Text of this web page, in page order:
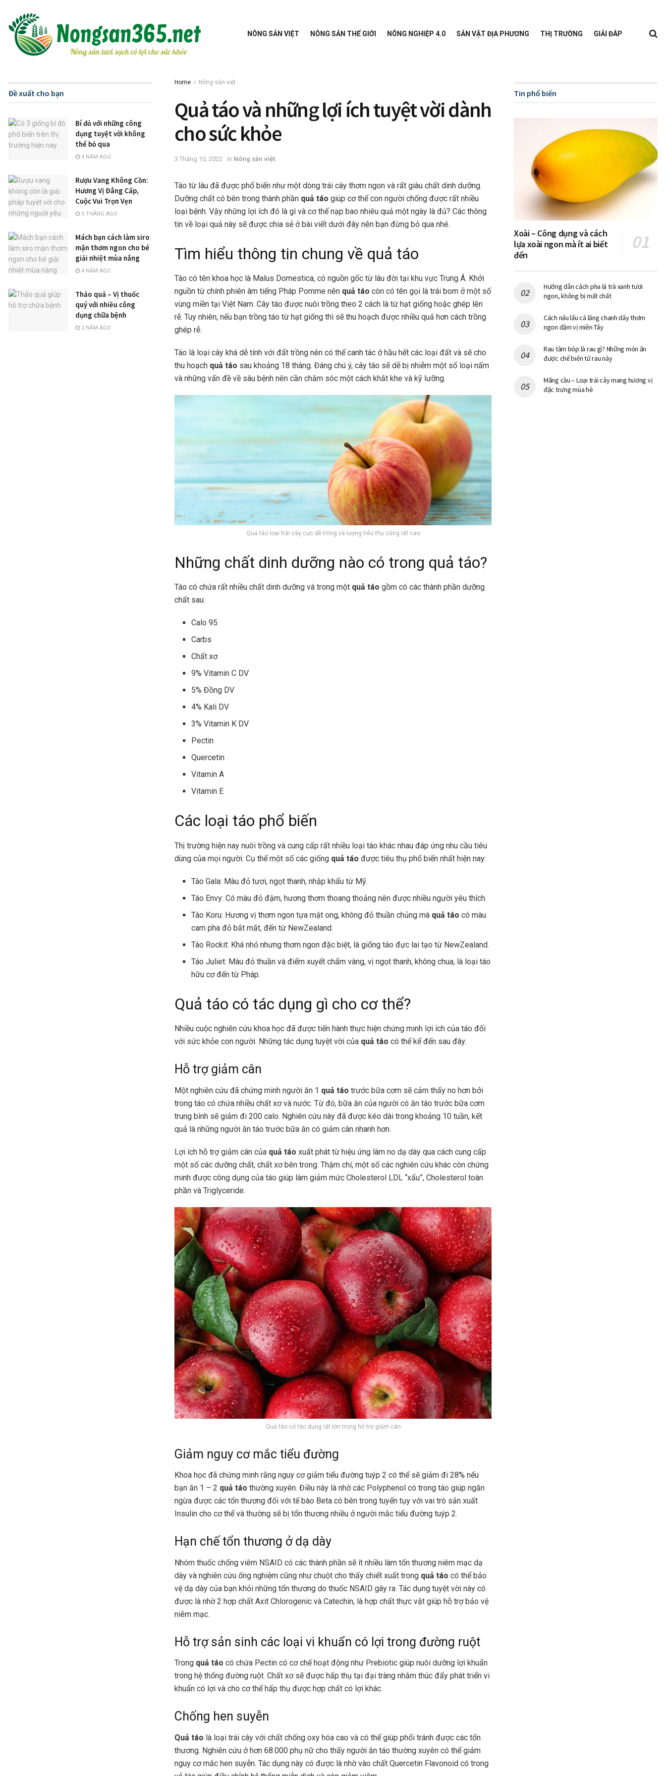
NÔNG SẢN VIỆT NÔNG SẢN THẾ GIỚI NÔNG NGHIỆP 4.0 SẢN VẬT ĐỊA PHƯƠNG THỊ TRƯỜNG GIẢI ĐÁP
Home Nông sản việt
Quả táo và những lợi ích tuyệt vời dành
cho sức khỏe
3 Tháng 10, 2022 in Nông sản việt
Táo từ lâu đã được phổ biến như một dòng trái cây thơm ngon và rất giàu chất dinh dưỡng.
Dưỡng chất có bên trong thành phần quả táo giúp cơ thể con người chống được rất nhiều
loại bệnh. Vậy những lợi ích đó là gì và cơ thể nạp bao nhiêu quả một ngày là đủ? Các thông
tin về loại quả này sẽ được chia sẻ ở bài viết dưới đây nên bạn đừng bỏ qua nhé.
Tìm hiểu thông tin chung về quả táo
Táo có tên khoa học là Malus Domestica, có nguồn gốc từ lâu đời tại khu vực Trung Á. Khởi
nguồn từ chính phiên âm tiếng Pháp Pomme nên quả táo còn có tên gọi là trái bom ở một số
vùng miền tại Việt Nam. Cây táo được nuôi trồng theo 2 cách là từ hạt giống hoặc ghép lên
rễ. Tuy nhiên, nếu bạn trồng táo từ hạt giống thì sẽ thu hoạch được nhiều quả hơn cách trồng
ghép rễ.
Táo là loại cây khá dễ tính với đất trồng nên có thể canh tác ở hầu hết các loại đất và sẽ cho
thu hoạch quả táo sau khoảng 18 tháng. Đáng chú ý, cây táo sẽ dễ bị nhiễm một số loại nấm
và những vấn đề về sâu bệnh nên cần chăm sóc một cách khắt khe và kỹ lưỡng.
Quả táo loại trái cây cực dễ trồng và lượng tiêu thụ cũng rất cao
Những chất dinh dưỡng nào có trong quả táo?
Táo có chứa rất nhiều chất dinh dưỡng và trong một quả táo gồm có các thành phần dưỡng
chất sau:
Calo 95
Carbs
Chất xơ
9% Vitamin C DV
5% Đồng DV
4% Kali DV
3% Vitamin K DV
Pectin
Quercetin
Vitamin A
Vitamin E
Các loại táo phổ biến
Thị trường hiện nay nuôi trồng và cung cấp rất nhiều loại táo khác nhau đáp ứng nhu cầu tiêu
dùng của mọi người. Cụ thể một số các giống quả táo được tiêu thụ phổ biến nhất hiện nay:
Táo Gala: Màu đỏ tươi, ngọt thanh, nhập khẩu từ Mỹ.
Táo Envy: Có màu đỏ đậm, hương thơm thoang thoảng nên được nhiều người yêu thích.
Táo Koru: Hương vị thơm ngon tựa mật ong, không đỏ thuần chủng mà quả táo có màu
cam pha đỏ bắt mắt, đến từ NewZealand.
Táo Rockit: Khá nhỏ nhưng thơm ngon đặc biệt, là giống táo đực lai tạo từ NewZealand.
Táo Juliet: Màu đỏ thuần và điểm xuyết chấm vàng, vị ngọt thanh, không chua, là loại táo
hữu cơ đến từ Pháp.
Quả táo có tác dụng gì cho cơ thể?
Nhiều cuộc nghiên cứu khoa học đã được tiến hành thực hiện chứng minh lợi ích của táo đối
với sức khỏe con người. Những tác dụng tuyệt vời của quả táo có thể kể đến sau đây.
Hỗ trợ giảm cân
Một nghiên cứu đã chứng minh người ăn 1 quả táo trước bữa cơm sẽ cảm thấy no hơn bởi
trong táo có chứa nhiều chất xơ và nước. Từ đó, bữa ăn của người có ăn táo trước bữa cơm
trung bình sẽ giảm đi 200 calo. Nghiên cứu này đã được kéo dài trong khoảng 10 tuần, kết
quả là những người ăn táo trước bữa ăn có giảm cân nhanh hơn.
Lợi ích hỗ trợ giảm cân của quả táo xuất phát từ hiệu ứng làm no dạ dày qua cách cung cấp
một số các dưỡng chất, chất xơ bên trong. Thậm chí, một số các nghiên cứu khác còn chứng
minh được công dụng của táo giúp làm giảm mức Cholesterol LDL “xấu”, Cholesterol toàn
phần và Triglyceride.
Quả táo có tác dụng rất lớn trong hỗ trợ giảm cân
Giảm nguy cơ mắc tiểu đường
Khoa học đã chứng minh rằng nguy cơ giảm tiểu đường tuýp 2 có thể sẽ giảm đi 28% nếu
bạn ăn 1 – 2 quả táo thường xuyên. Điều này là nhờ các Polyphenol có trong táo giúp ngăn
ngừa được các tổn thương đối với tế bào Beta có bên trong tuyến tụy với vai trò sản xuất
Insulin cho cơ thể và thường sẽ bị tổn thương nhiều ở người mắc tiểu đường tuýp 2.
Hạn chế tổn thương ở dạ dày
Nhóm thuốc chống viêm NSAID có các thành phần sẽ ít nhiều làm tổn thương niêm mạc dạ
dày và nghiên cứu ống nghiệm cũng như chuột cho thấy chiết xuất trong quả táo có thể bảo
vệ dạ dày của bạn khỏi những tổn thương do thuốc NSAID gây ra. Tác dụng tuyệt vời này có
được là nhờ 2 hợp chất Axit Chlorogenic và Catechin, là hợp chất thực vật giúp hỗ trợ bảo vệ
niêm mạc.
Hỗ trợ sản sinh các loại vi khuẩn có lợi trong đường ruột
Trong quả táo có chứa Pectin có cơ chế hoạt động như Prebiotic giúp nuôi dưỡng lợi khuẩn
trong hệ thống đường ruột. Chất xơ sẽ được hấp thụ tại đại tràng nhằm thúc đẩy phát triển vi
khuẩn có lợi và cho cơ thể hấp thụ được hợp chất có lợi khác.
Chống hen suyễn
Quả táo là loại trái cây với chất chống oxy hóa cao và có thể giúp phổi tránh được các tổn
thương. Nghiên cứu ở hơn 68.000 phụ nữ cho thấy người ăn táo thường xuyên có thể giảm
nguy cơ mắc hen suyễn. Tác dụng này có được là nhờ vào chất Quercetin Flavonoid có trong
Đề xuất cho bạn
Bí đỏ với những công
dụng tuyệt vời không
thể bỏ qua
4 NĂM AGO
Rượu Vang Không Cồn:
Hương Vị Đẳng Cấp,
Cuộc Vui Trọn Vẹn
5 THÁNG AGO
Mách bạn cách làm siro
mận thơm ngon cho bé
giải nhiệt mùa nắng
4 NĂM AGO
Thảo quả – Vị thuốc
quý với nhiều công
dụng chữa bệnh
2 NĂM AGO
Tin phổ biến
Xoài – Công dụng và cách
lựa xoài ngon mà ít ai biết
đến
Hướng dẫn cách pha lá trà xanh tươi
ngon, không bị mất chất
Cách nấu lẩu cá lăng chanh dây thơm
ngon đậm vị miền Tây
Rau tầm bóp là rau gì? Những món ăn
được chế biến từ rau này
Mãng cầu – Loại trái cây mang hương vị
đặc trưng mùa hè